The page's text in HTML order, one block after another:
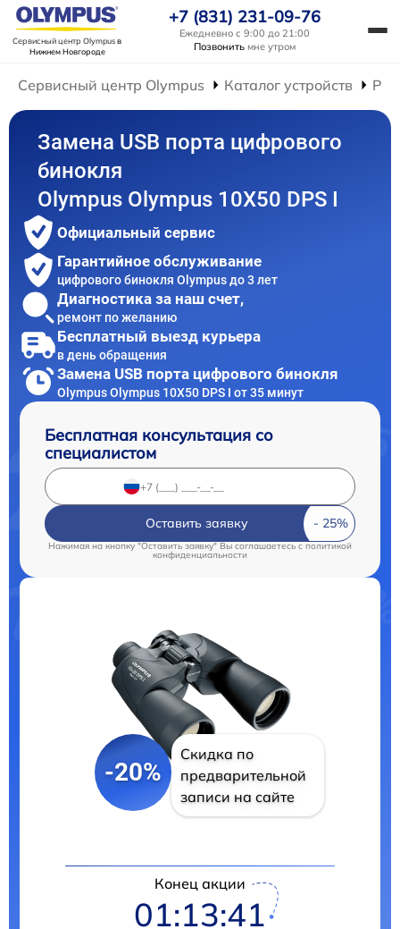
Сервисный центр Olympusв
Нижнем Новгороде
+7 (831) 231-09-76
Ежедневно с 9:00 до 21:00
Позвонить мне утром
Сервисный центр Olympus Каталог устройств
Замена USB порта цифрового
бинокля
Olympus Olympus 10X50 DPS I
Официальный сервис
Гарантийное обслуживание
цифрового бинокля Olympus до 3 лет
Диагностика за наш счет,
ремонт по желанию
Бесплатный выезд курьера
в день обращения
Замена USB порта цифрового бинокля
Olympus Olympus 10X50 DPS I от 35 минут
Бесплатная консультация со
специалистом
Оставить заявку
Нажимая на кнопку "Оставить заявку" Вы соглашаетесь c политикой
конфиденциальности
-20%
Скидка по
предварительной
записи на сайте
Конец акции
01:13:40